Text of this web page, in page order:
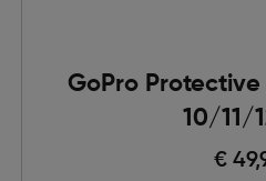
GoPro Protective
10/11/
€